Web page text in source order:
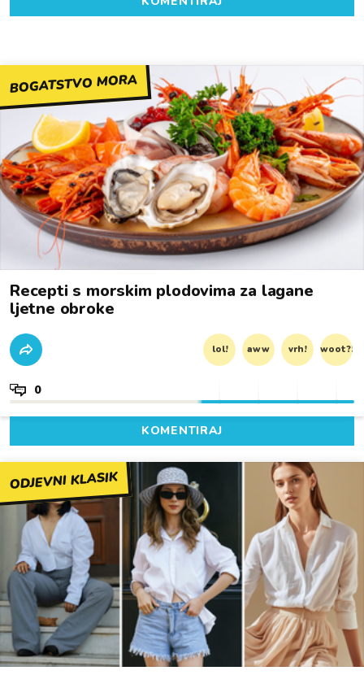
BOGATSTVO MORA
Recepti s morskim plodovima za lagane
ljetne obroke
lol! aww vrh! woot?!
0
KOMENTIRAJ
ODJEVNI KLASIK